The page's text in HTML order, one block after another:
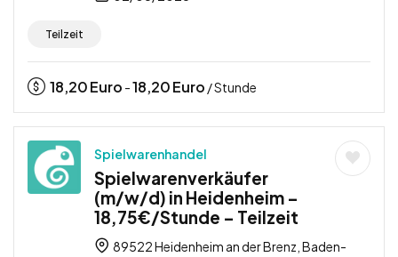
Teilzeit
18,20Euro -18,20Euro / Stunde
Spielwarenhandel
Spielwarenverkäufer
(m/w/d) in Heidenheim –
18,75€/Stunde – Teilzeit
89522 Heidenheim an der Brenz, Baden-